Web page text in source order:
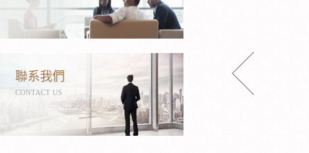
聯系我們
CONTACT US